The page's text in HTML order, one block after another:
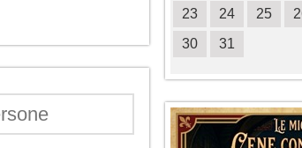
23
24 25
30
31